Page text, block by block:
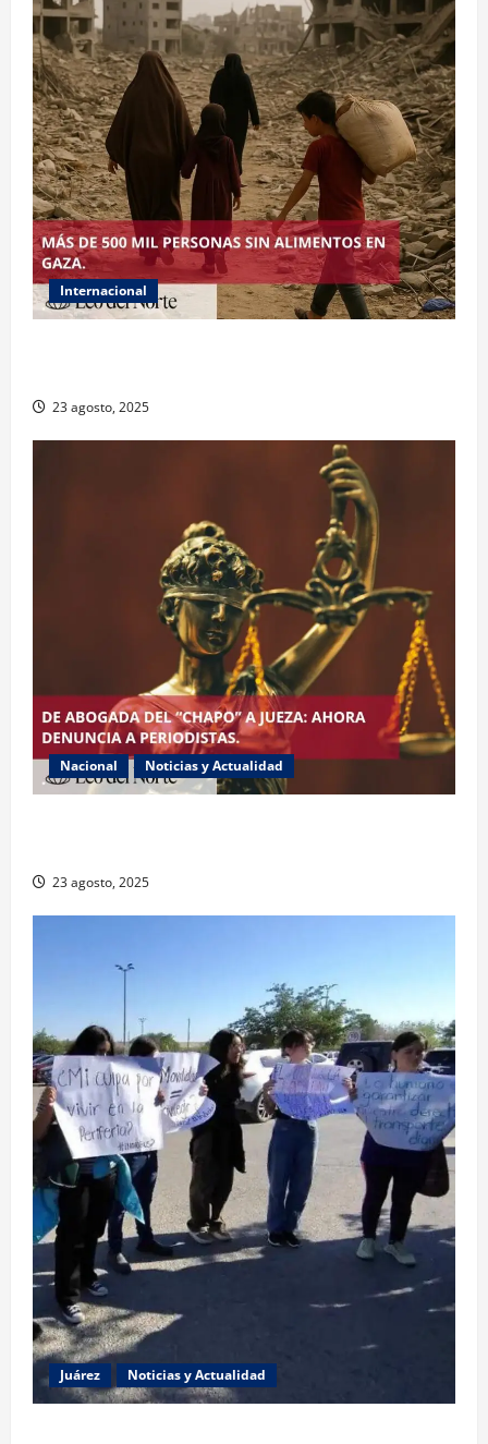
Internacional
23 agosto, 2025
Nacional Noticias y Actualidad
23 agosto, 2025
Juárez Noticias y Actualidad